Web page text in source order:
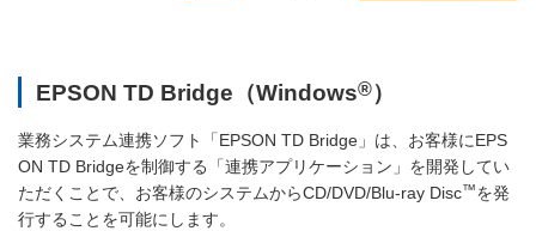
EPSON TD Bridge（Windows®）
業務システム連携ソフト「EPSON TD Bridge」は、お客様にEPS
ON TD Bridgeを制御する「連携アプリケーション」を開発してい
ただくことで、お客様のシステムからCD/DVD/Blu-ray Disc™を発
行することを可能にします。